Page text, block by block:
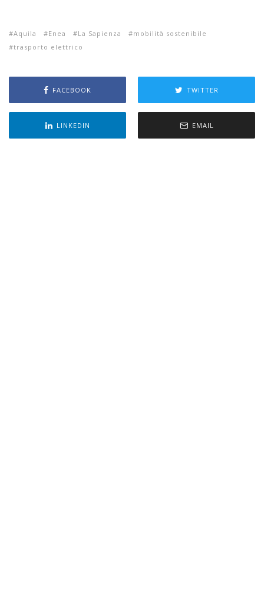
Aquila Enea La Sapienza
mobilità sostenibile
trasporto elettrico
FACEBOOK TWITTER
LINKEDIN EMAIL